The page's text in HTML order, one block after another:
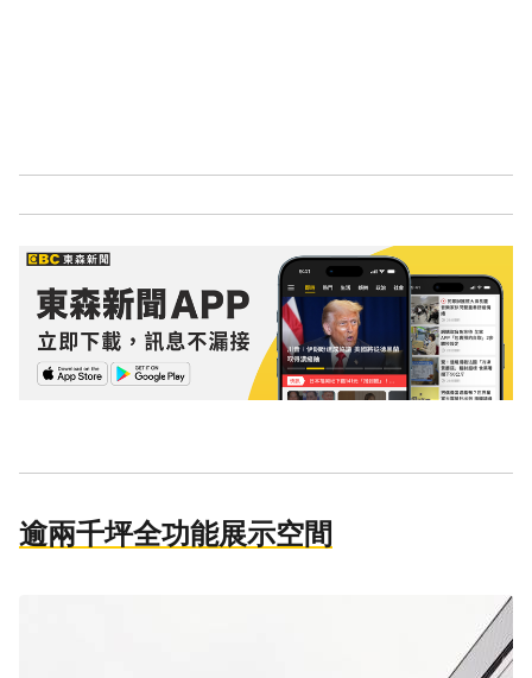
逾兩千坪全功能展示空間